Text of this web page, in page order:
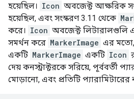
হয়েছিল। Icon অবজেক্ট আক্ষরিক
হয়েছিল, এবং সংস্করণ 3.11 থেকে
করে। Icon অবজেক্ট লিটারালগুলি
সমর্থন করে MarkerImage এর
একটি MarkerImage একটি Icon
দেয় কনস্ট্রাক্টরকে সরিয়ে, পূর্ববর্তী
মোড়ানো, এবং প্রতিটি